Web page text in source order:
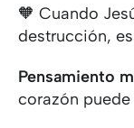
🧡 Cuando
destrucción,
Pensamiento
corazón